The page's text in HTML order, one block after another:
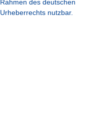
Rahmen des deutschen
Urheberrechts nutzbar.